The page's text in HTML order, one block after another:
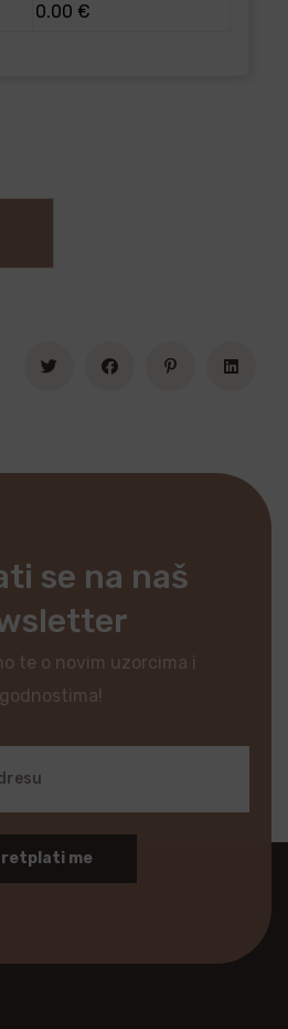
0.00 €
se na naš
te o novim uzorcima i
me